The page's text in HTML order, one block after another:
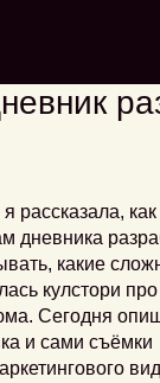
я рассказала,
дневника
какие
кулстори
Сегодня
и сами съёмки